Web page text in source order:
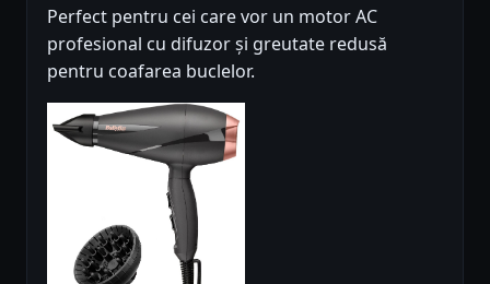
Perfect pentru cei care vor un motor AC
profesional cu difuzor și greutate redusă
pentru coafarea buclelor.